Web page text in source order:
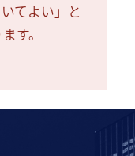
てよい」と
す。